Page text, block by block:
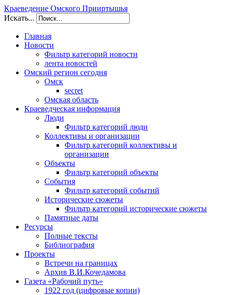
Краеведение Омского Прииртышья
Искать...
Главная
Новости
Фильтр категорий новости
лента новостей
Омский регион сегодня
Омск
secret
Омская область
Краеведческая информация
Люди
Фильтр категорий люди
Коллективы и организации
Фильтр категорий коллективы и
организации
Объекты
Фильтр категорий объекты
События
Фильтр категорий событий
Исторические сюжеты
Фильтр категорий исторические сюжеты
Памятные даты
Ресурсы
Полные тексты
Библиография
Проекты
Встречи на границах
Архив В.И.Кочедамова
Газета «Рабочий путь»
1922 год (цифровые копии)